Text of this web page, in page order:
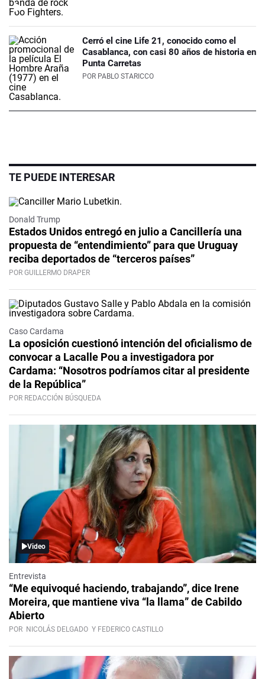
Cerró el cine Life 21, conocido como el
Casablanca, con casi 80 años de historia en
Punta Carretas
POR PABLO STARICCO
TE PUEDE INTERESAR
Donald Trump
Estados Unidos entregó en julio a Cancillería una
propuesta de “entendimiento” para que Uruguay
reciba deportados de “terceros países”
POR GUILLERMO DRAPER
Caso Cardama
La oposición cuestionó intención del oficialismo de
convocar a Lacalle Pou a investigadora por
Cardama: “Nosotros podríamos citar al presidente
de la República”
POR REDACCIÓN BÚSQUEDA
Video
Entrevista
“Me equivoqué haciendo, trabajando”, dice Irene
Moreira, que mantiene viva “la llama” de Cabildo
Abierto
POR NICOLÁS DELGADO Y FEDERICO CASTILLO